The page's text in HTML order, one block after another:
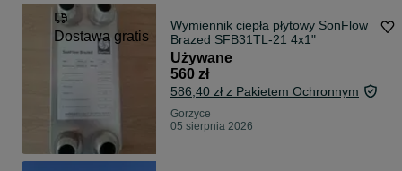
Dostawa gratis
Wymiennik ciepła płytowy SonFlow
Brazed SFB31TL-21 4x1"
Używane
560 zł
586,40 zł z Pakietem Ochronnym
Gorzyce
05 sierpnia 2026